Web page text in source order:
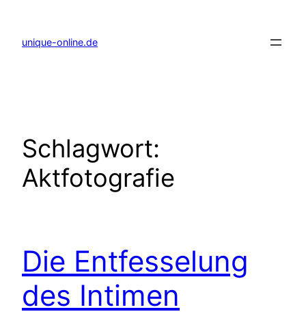
springen
unique-online.de
Schlagwort:
Aktfotografie
Die Entfesselung
des Intimen